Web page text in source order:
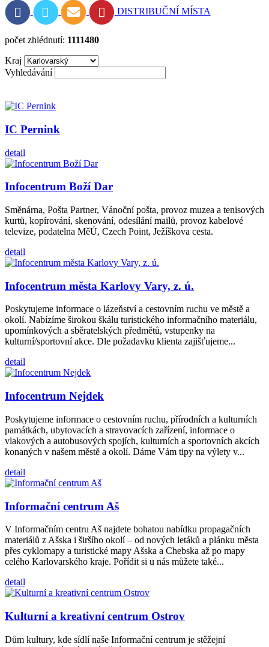
DISTRIBUČNÍ MÍSTA
počet zhlédnutí: 1111480
Kraj
Vyhledávání
IC Pernink
detail
Infocentrum Boží Dar
Směnárna, Pošta Partner, Vánoční pošta, provoz muzea a tenisových
kurtů, kopírování, skenování, odesílání mailů, provoz kabelové
televize, podatelna MěÚ, Czech Point, Ježíškova cesta.
detail
Infocentrum města Karlovy Vary, z. ú.
Poskytujeme informace o lázeňství a cestovním ruchu ve městě a
okolí. Nabízíme širokou škálu turistického informačního materiálu,
upomínkových a sběratelských předmětů, vstupenky na
kulturní/sportovní akce. Dle požadavku klienta zajišťujeme...
detail
Infocentrum Nejdek
Poskytujeme informace o cestovním ruchu, přírodních a kulturních
památkách, ubytovacích a stravovacích zařízení, informace o
vlakových a autobusových spojích, kulturních a sportovních akcích
konaných v našem městě a okolí. Dáme Vám tipy na výlety v...
detail
Informační centrum Aš
V Informačním centru Aš najdete bohatou nabídku propagačních
materiálů z Ašska i širšího okolí – od nových letáků a plánku města
přes cyklomapy a turistické mapy Ašska a Chebska až po mapy
celého Karlovarského kraje. Pořídit si u nás můžete také...
detail
Kulturní a kreativní centrum Ostrov
Dům kultury, kde sídlí naše Informační centrum je stěžejní